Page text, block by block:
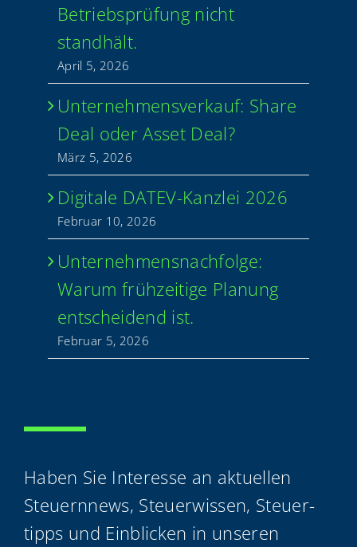
Betriebs­prü­fung nicht
standhält.
April 5, 2026
Unter­neh­mens­ver­kauf: Share
Deal oder Asset Deal?
März 5, 2026
Digi­ta­le DATEV-Kan­z­­lei 2026
Febru­ar 10, 2026
Unter­neh­mens­nach­fol­ge:
War­um früh­zei­ti­ge Pla­nung
ent­schei­dend ist.
Febru­ar 5, 2026
Haben Sie Inter­es­se an aktu­el­len
Steu­ern­news, Steu­er­wis­sen, Steu­er­
tipps und Ein­bli­cken in unse­ren